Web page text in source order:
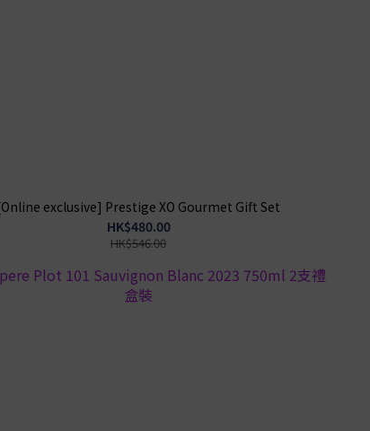
exclusive] Prestige XO Gourmet Gift Set
HK$480.00
HK$546.00